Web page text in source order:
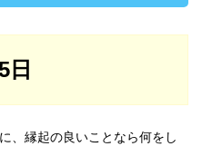
日
、縁起の良いことなら何をし